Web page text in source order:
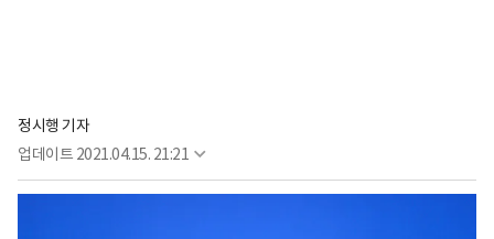
정시행 기자
업데이트 2021.04.15. 21:21